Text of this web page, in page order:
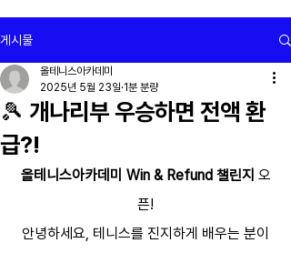
게시물
🎾 개나리부 우승하면 전액 환
급?!
올테니스아카데미
2025년 5월 23일 1분 분량
올테니스아카데미 Win & Refund 챌린지 오
픈!
안녕하세요, 테니스를 진지하게 배우는 분이